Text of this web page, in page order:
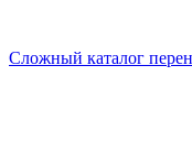
Сложный каталог